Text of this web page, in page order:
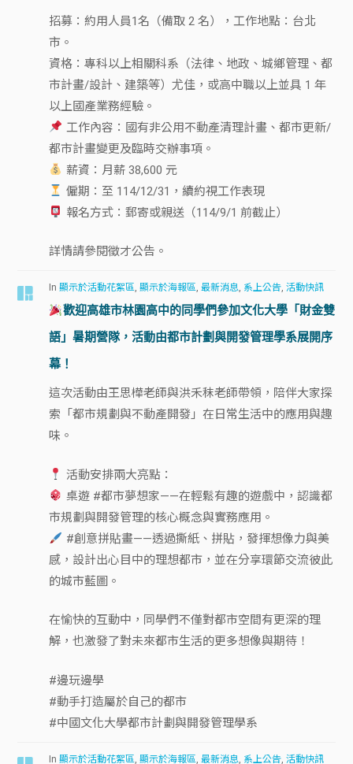
招募：約用人員1名（備取 2 名），工作地點：台北
市。
資格：專科以上相關科系（法律、地政、城鄉管理、都
市計畫/設計、建築等）尤佳，或高中職以上並具 1 年
以上國產業務經驗。
工作內容：國有非公用不動產清理計畫、都市更新/
都市計畫變更及臨時交辦事項。
薪資：月薪 38,600 元
僱期：至 114/12/31，續約視工作表現
報名方式：郵寄或親送（114/9/1 前截止）
詳情請參閱徵才公告。
In顯示於活動花絮區,顯示於海報區,最新消息, 系上公告,活動快訊
歡迎高雄市林園高中的同學們參加文化大學「財金雙
語」暑期營隊，活動由都市計劃與開發管理學系展開序
幕！
這次活動由王思樺老師與洪禾秣老師帶領，陪伴大家探
索「都市規劃與不動產開發」在日常生活中的應用與趣
味。
活動安排兩大亮點：
桌遊 #都市夢想家——在輕鬆有趣的遊戲中，認識都
市規劃與開發管理的核心概念與實務應用。
#創意拼貼畫——透過撕紙、拼貼，發揮想像力與美
感，設計出心目中的理想都市，並在分享環節交流彼此
的城市藍圖。
在愉快的互動中，同學們不僅對都市空間有更深的理
解，也激發了對未來都市生活的更多想像與期待！
#邊玩邊學
#動手打造屬於自己的都市
#中國文化大學都市計劃與開發管理學系
In顯示於活動花絮區 ,顯示於海報區 ,最新消息 系上公告 ,活動快訊